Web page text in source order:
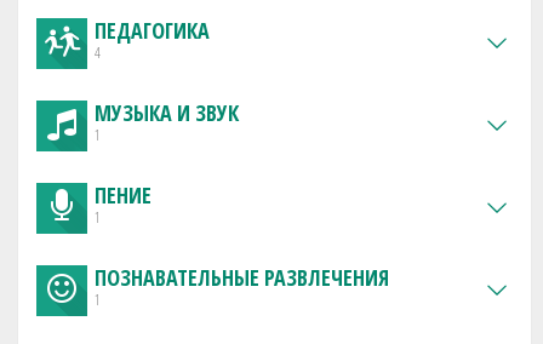
ПЕДАГОГИКА
4
МУЗЫКА И ЗВУК
1
ПЕНИЕ
1
ПОЗНАВАТЕЛЬНЫЕ РАЗВЛЕЧЕНИЯ
1